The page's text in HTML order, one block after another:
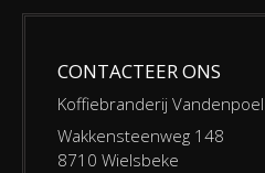
CONTACTEER ONS
Koffiebranderij Vandenpoel
Wakkensteenweg 148
8710 Wielsbeke